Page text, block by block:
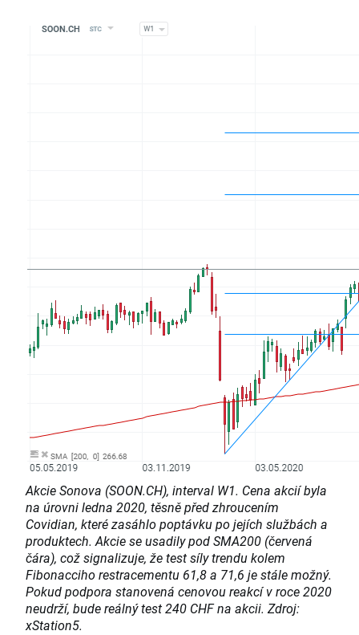
Akcie Sonova (SOON.CH), interval W1. Cena akcií byla
na úrovni ledna 2020, těsně před zhroucením
Covidian, které zasáhlo poptávku po jejích službách a
produktech. Akcie se usadily pod SMA200 (červená
čára), což signalizuje, že test síly trendu kolem
Fibonacciho restracementu 61,8 a 71,6 je stále možný.
Pokud podpora stanovená cenovou reakcí v roce 2020
neudrží, bude reálný test 240 CHF na akcii. Zdroj:
xStation5.